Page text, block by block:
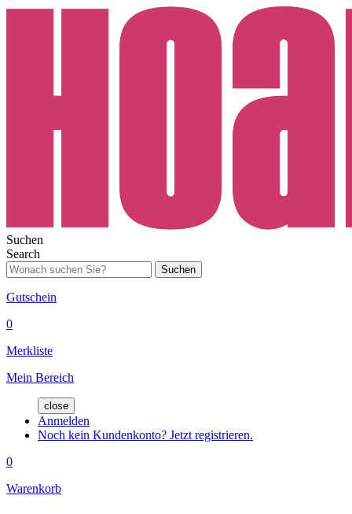
Suchen
Search
Suchen
Gutschein
0
Merkliste
Mein Bereich
close
Anmelden
Noch kein Kundenkonto? Jetzt registrieren.
0
Warenkorb